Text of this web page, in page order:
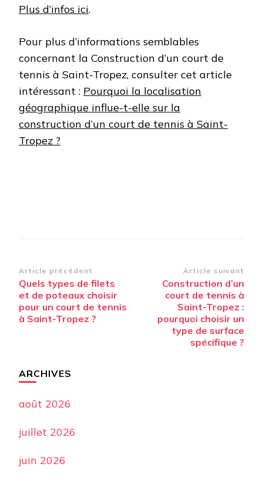
Plus d’infos ici.
Pour plus d’informations semblables
concernant la Construction d’un court de
tennis à Saint-Tropez, consulter cet article
intéressant : Pourquoi la localisation
géographique influe-t-elle sur la
construction d’un court de tennis à Saint-
Tropez ?
Navigation
d’article
Article précédent
Quels types de filets
et de poteaux choisir
pour un court de tennis
à Saint-Tropez ?
Article suivant
Construction d’un
court de tennis à
Saint-Tropez :
pourquoi choisir un
type de surface
spécifique ?
ARCHIVES
août 2026
juillet 2026
juin 2026